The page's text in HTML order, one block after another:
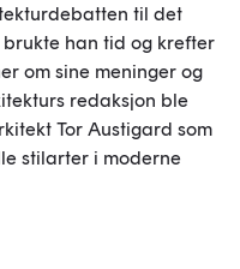
til det
brukte han tid og krefter
om sine meninger og
redaksjon ble
Tor Austigard som
stilarter i moderne